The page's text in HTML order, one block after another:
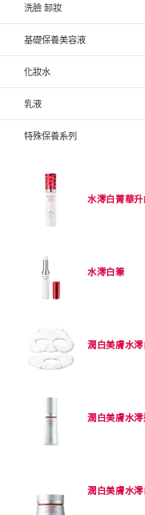
洗臉 卸妝
基礎保養美容液
化妝水
乳液
特殊保養系列
水澪白菁華升
水澪白筆
潤白美膚水
潤白美膚水
潤白美膚水